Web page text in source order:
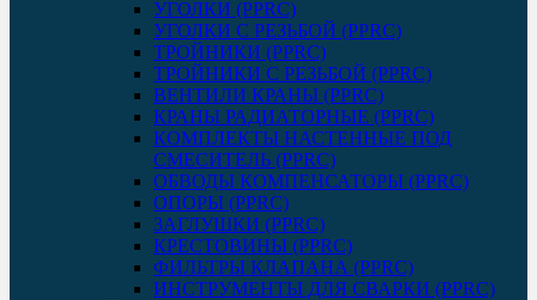
УГОЛКИ (PPRC)
УГОЛКИ С РЕЗЬБОЙ (PPRC)
ТРОЙНИКИ (PPRC)
ТРОЙНИКИ С РЕЗЬБОЙ (PPRC)
ВЕНТИЛИ КРАНЫ (PPRC)
КРАНЫ РАДИАТОРНЫЕ (PPRC)
КОМПЛЕКТЫ НАСТЕННЫЕ ПОД
СМЕСИТЕЛЬ (PPRC)
ОБВОДЫ КОМПЕНСАТОРЫ (PPRC)
ОПОРЫ (PPRC)
ЗАГЛУШКИ (PPRC)
КРЕСТОВИНЫ (PPRC)
ФИЛЬТРЫ КЛАПАНА (PPRC)
ИНСТРУМЕНТЫ ДЛЯ СВАРКИ (PPRC)